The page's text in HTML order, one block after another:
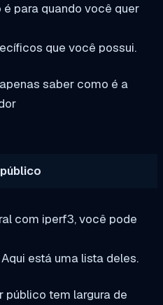
para quando você quer
que você possui.
saber como é a
com iperf3, você pode
está uma lista deles.
público tem largura de